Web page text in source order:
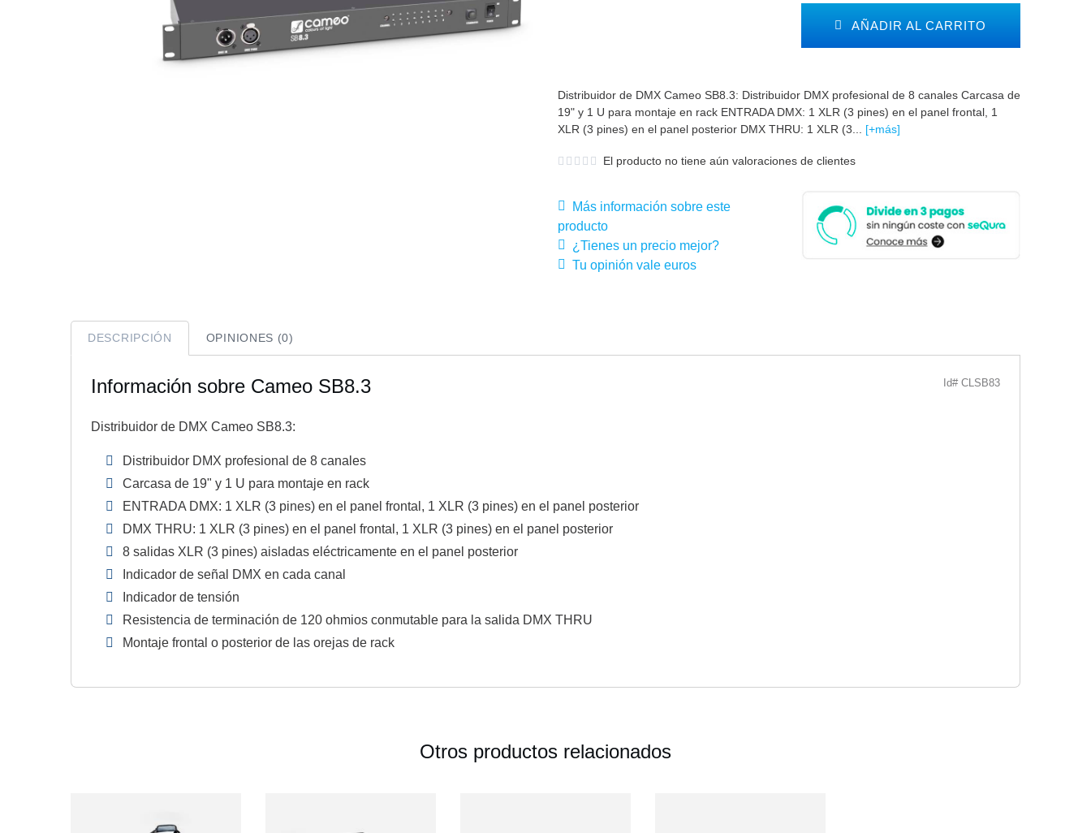
AÑADIR AL CARRITO
Distribuidor de DMX Cameo SB8.3: Distribuidor DMX profesional de 8 canales Carcasa de
19" y 1 U para montaje en rack ENTRADA DMX: 1 XLR (3 pines) en el panel frontal, 1
XLR (3 pines) en el panel posterior DMX THRU: 1 XLR (3... [+más]
El producto no tiene aún valoraciones de clientes
Más información sobre este
producto
¿Tienes un precio mejor?
Tu opinión vale euros
DESCRIPCIÓN OPINIONES (0)
Información sobre Cameo SB8.3 Id# CLSB83
Distribuidor de DMX Cameo SB8.3:
Distribuidor DMX profesional de 8 canales
Carcasa de 19" y 1 U para montaje en rack
ENTRADA DMX: 1 XLR (3 pines) en el panel frontal, 1 XLR (3 pines) en el panel posterior
DMX THRU: 1 XLR (3 pines) en el panel frontal, 1 XLR (3 pines) en el panel posterior
8 salidas XLR (3 pines) aisladas eléctricamente en el panel posterior
Indicador de señal DMX en cada canal
Indicador de tensión
Resistencia de terminación de 120 ohmios conmutable para la salida DMX THRU
Montaje frontal o posterior de las orejas de rack
Otros productos relacionados